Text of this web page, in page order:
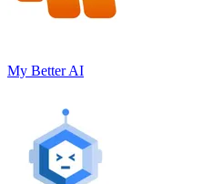
My Better AI